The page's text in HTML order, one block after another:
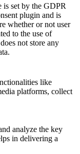
is set by the GDPR
plugin and is
whether or not user
to the use of
not store any
like
platforms, collect
analyze the key
in delivering a